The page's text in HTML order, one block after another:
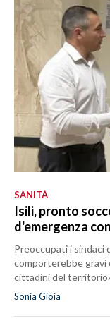
SANITÀ
Isili, pronto
d'emergenza
Preoccupati i sindaci
comporterebbe gravi
cittadini del
Sonia Gioia